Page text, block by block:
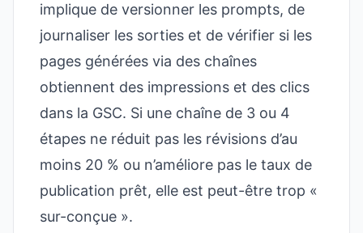
implique de versionner les prompts, de
journaliser les sorties et de vérifier si les
pages générées via des chaînes
obtiennent des impressions et des clics
dans la GSC. Si une chaîne de 3 ou 4
étapes ne réduit pas les révisions d’au
moins 20 % ou n’améliore pas le taux de
publication prêt, elle est peut-être trop «
sur-conçue ».